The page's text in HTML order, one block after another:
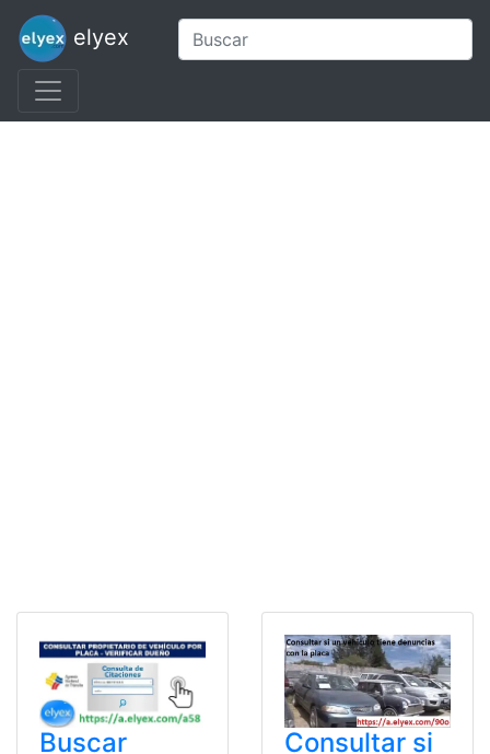
elyex
Buscar
Consultar si